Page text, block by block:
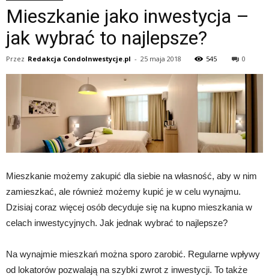
Mieszkanie jako inwestycja –
jak wybrać to najlepsze?
Przez Redakcja CondoInwestycje.pl - 25 maja 2018 545 0
Mieszkanie możemy zakupić dla siebie na własność, aby w nim
zamieszkać, ale również możemy kupić je w celu wynajmu.
Dzisiaj coraz więcej osób decyduje się na kupno mieszkania w
celach inwestycyjnych. Jak jednak wybrać to najlepsze?
Na wynajmie mieszkań można sporo zarobić. Regularne wpływy
od lokatorów pozwalają na szybki zwrot z inwestycji. To także